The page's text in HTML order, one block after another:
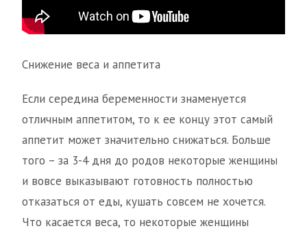
Снижение веса и аппетита
Если середина беременности знаменуется
отличным аппетитом, то к ее концу этот самый
аппетит может значительно снижаться. Больше
того – за 3-4 дня до родов некоторые женщины
и вовсе выказывают готовность полностью
отказаться от еды, кушать совсем не хочется.
Что касается веса, то некоторые женщины